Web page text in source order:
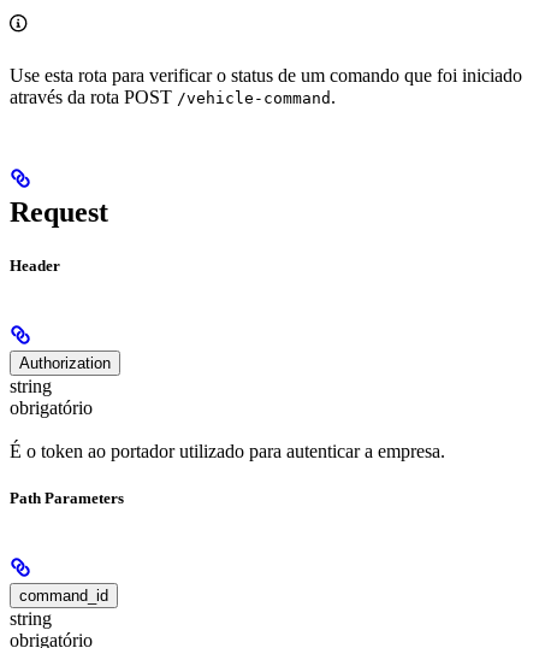
Use esta rota para verificar o status de um comando que foi iniciado
através da rota POST /vehicle-command .
Request
Header
Authorization
string
obrigatório
É o token ao portador utilizado para autenticar a empresa.
Path Parameters
command_id
string
obrigatório